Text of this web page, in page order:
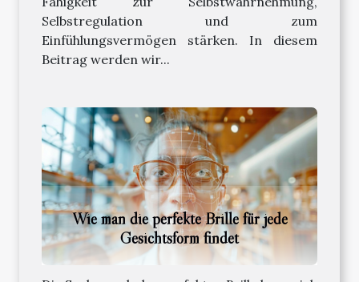
Selbstregulation und zum
Einfühlungsvermögen stärken. In diesem
Beitrag werden wir...
Wie man die perfekte Brille für jede
Gesichtsform findet